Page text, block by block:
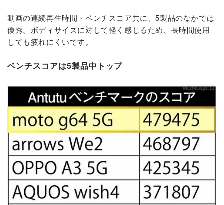
動画の連続再生時間・ベンチスコア共に、5製品のなかでは
優秀。ボディサイズに対して軽く感じるため、長時間使用
しても疲れにくいです。
ベンチスコアは5製品中トップ